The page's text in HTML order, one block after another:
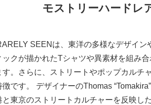
モストリーハードレ
SEENは、東洋の多様なデザイン
クが描かれたTシャツや異素材を組み
。さらに、ストリートやポップカル
です。 デザイナーのThomas
と東京のストリートカルチャーを反映